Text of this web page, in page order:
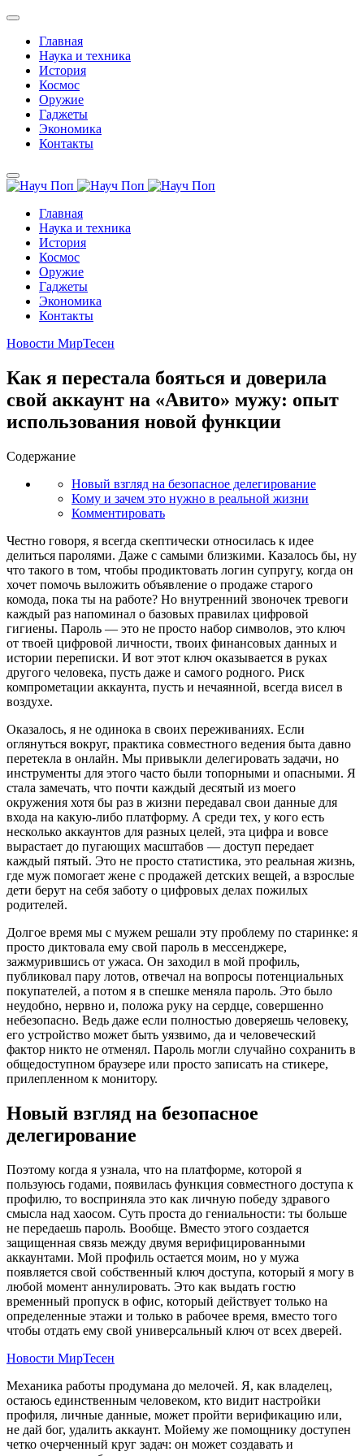
Главная
Наука и техника
История
Космос
Оружие
Гаджеты
Экономика
Контакты
Главная
Наука и техника
История
Космос
Оружие
Гаджеты
Экономика
Контакты
Новости МирТесен
Как я перестала бояться и доверила
свой аккаунт на «Авито» мужу: опыт
использования новой функции
Содержание
Новый взгляд на безопасное делегирование
Кому и зачем это нужно в реальной жизни
Комментировать
Честно говоря, я всегда скептически относилась к идее
делиться паролями. Даже с самыми близкими. Казалось бы, ну
что такого в том, чтобы продиктовать логин супругу, когда он
хочет помочь выложить объявление о продаже старого
комода, пока ты на работе? Но внутренний звоночек тревоги
каждый раз напоминал о базовых правилах цифровой
гигиены. Пароль — это не просто набор символов, это ключ
от твоей цифровой личности, твоих финансовых данных и
истории переписки. И вот этот ключ оказывается в руках
другого человека, пусть даже и самого родного. Риск
компрометации аккаунта, пусть и нечаянной, всегда висел в
воздухе.
Оказалось, я не одинока в своих переживаниях. Если
оглянуться вокруг, практика совместного ведения быта давно
перетекла в онлайн. Мы привыкли делегировать задачи, но
инструменты для этого часто были топорными и опасными. Я
стала замечать, что почти каждый десятый из моего
окружения хотя бы раз в жизни передавал свои данные для
входа на какую-либо платформу. А среди тех, у кого есть
несколько аккаунтов для разных целей, эта цифра и вовсе
вырастает до пугающих масштабов — доступ передает
каждый пятый. Это не просто статистика, это реальная жизнь,
где муж помогает жене с продажей детских вещей, а взрослые
дети берут на себя заботу о цифровых делах пожилых
родителей.
Долгое время мы с мужем решали эту проблему по старинке: я
просто диктовала ему свой пароль в мессенджере,
зажмурившись от ужаса. Он заходил в мой профиль,
публиковал пару лотов, отвечал на вопросы потенциальных
покупателей, а потом я в спешке меняла пароль. Это было
неудобно, нервно и, положа руку на сердце, совершенно
небезопасно. Ведь даже если полностью доверяешь человеку,
его устройство может быть уязвимо, да и человеческий
фактор никто не отменял. Пароль могли случайно сохранить в
общедоступном браузере или просто записать на стикере,
прилепленном к монитору.
Новый взгляд на безопасное
делегирование
Поэтому когда я узнала, что на платформе, которой я
пользуюсь годами, появилась функция совместного доступа к
профилю, то восприняла это как личную победу здравого
смысла над хаосом. Суть проста до гениальности: ты больше
не передаешь пароль. Вообще. Вместо этого создается
защищенная связь между двумя верифицированными
аккаунтами. Мой профиль остается моим, но у мужа
появляется свой собственный ключ доступа, который я могу в
любой момент аннулировать. Это как выдать гостю
временный пропуск в офис, который действует только на
определенные этажи и только в рабочее время, вместо того
чтобы отдать ему свой универсальный ключ от всех дверей.
Новости МирТесен
Механика работы продумана до мелочей. Я, как владелец,
остаюсь единственным человеком, кто видит настройки
профиля, личные данные, может пройти верификацию или,
не дай бог, удалить аккаунт. Мойему же помощнику доступен
четко очерченный круг задач: он может создавать и